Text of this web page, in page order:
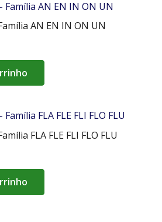
AN EN IN ON UN
FLA FLE FLI FLO FLU